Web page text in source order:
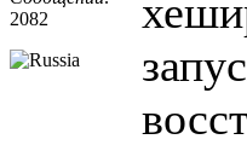
2082